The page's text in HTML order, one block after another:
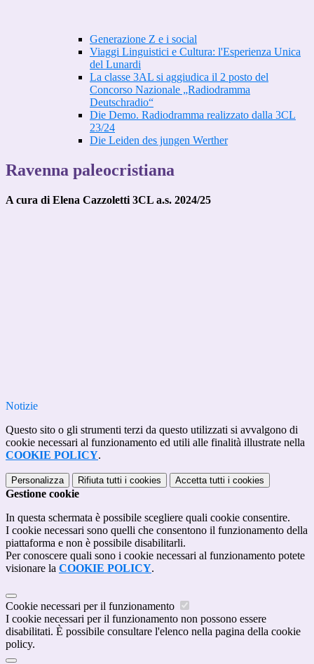
Generazione Z e i social
Viaggi Linguistici e Cultura: l'Esperienza Unica
del Lunardi
La classe 3AL si aggiudica il 2 posto del
Concorso Nazionale „Radiodramma
Deutschradio“
Die Demo. Radiodramma realizzato dalla 3CL
23/24
Die Leiden des jungen Werther
Ravenna paleocristiana
A cura di Elena Cazzoletti 3CL a.s. 2024/25
Notizie
Questo sito o gli strumenti terzi da questo utilizzati si avvalgono di
cookie necessari al funzionamento ed utili alle finalità illustrate nella
COOKIE POLICY.
Personalizza Rifiuta tutti i cookies Accetta tutti i cookies
Gestione cookie
In questa schermata è possibile scegliere quali cookie consentire.
I cookie necessari sono quelli che consentono il funzionamento della
piattaforma e non è possibile disabilitarli.
Per conoscere quali sono i cookie necessari al funzionamento potete
visionare la COOKIE POLICY.
Cookie necessari per il funzionamento
I cookie necessari per il funzionamento non possono essere
disabilitati. È possibile consultare l'elenco nella pagina della cookie
policy.